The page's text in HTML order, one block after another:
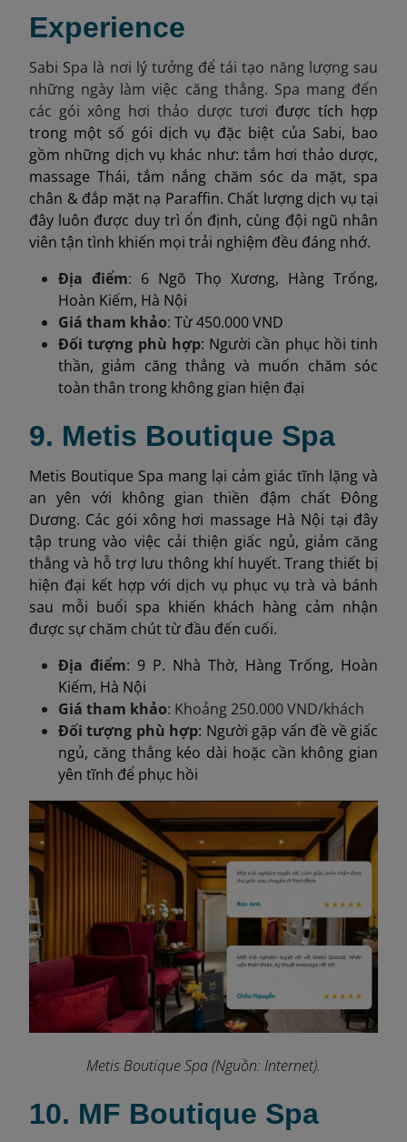
Experience
Sabi Spa là nơi lý tưởng để tái tạo năng lượng sau
những ngày làm việc căng thẳng. Spa mang đến
các gói xông hơi thảo dược tươi được tích hợp
trong một số gói dịch vụ đặc biệt của Sabi, bao
gồm những dịch vụ khác như: tắm hơi thảo dược,
massage Thái, tắm nắng chăm sóc da mặt, spa
chân & đắp mặt nạ Paraffin. Chất lượng dịch vụ tại
đây luôn được duy trì ổn định, cùng đội ngũ nhân
viên tận tình khiến mọi trải nghiệm đều đáng nhớ.
Địa điểm: 6 Ngõ Thọ Xương, Hàng Trống,
Hoàn Kiếm, Hà Nội
Giá tham khảo: Từ 450.000 VND
Đối tượng phù hợp: Người cần phục hồi tinh
thần, giảm căng thẳng và muốn chăm sóc
toàn thân trong không gian hiện đại
9. Metis Boutique Spa
Metis Boutique Spa mang lại cảm giác tĩnh lặng và
an yên với không gian thiền đậm chất Đông
Dương. Các gói xông hơi massage Hà Nội tại đây
tập trung vào việc cải thiện giấc ngủ, giảm căng
thẳng và hỗ trợ lưu thông khí huyết. Trang thiết bị
hiện đại kết hợp với dịch vụ phục vụ trà và bánh
sau mỗi buổi spa khiến khách hàng cảm nhận
được sự chăm chút từ đầu đến cuối.
Địa điểm: 9 P. Nhà Thờ, Hàng Trống, Hoàn
Kiếm, Hà Nội
Giá tham khảo: Khoảng 250.000 VND/khách
Đối tượng phù hợp: Người gặp vấn đề về giấc
ngủ, căng thẳng kéo dài hoặc cần không gian
yên tĩnh để phục hồi
Metis Boutique Spa (Nguồn: Internet).
10. MF Boutique Spa